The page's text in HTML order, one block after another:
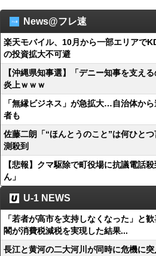
News@フレ速
楽天モバイル、10月から一部エリアで
の投資拡大不可避
【沖縄県知事選】「デニー知事を支え
炎上ｗｗｗ
「無縁ビジネス」が急拡大…自治体か
者も
佐藤二朗「“ほんとうのこと”は何ひと
測殺到
【悲報】クマ駆除で町役場に抗議電話
ん」
U-1 NEWS
「若者が高市を支持しなくなった」と
閣が消費税減税を実現した結果...
長江と黄河の二大河川が同時に危機に